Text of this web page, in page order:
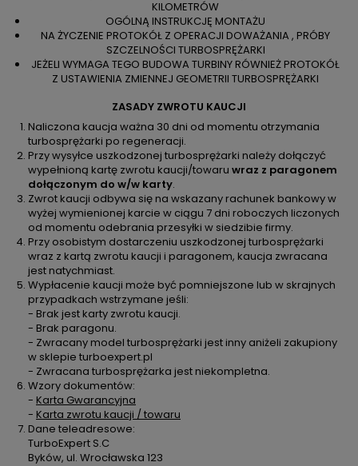
KILOMETRÓW
OGÓLNĄ INSTRUKCJĘ MONTAŻU
NA ŻYCZENIE PROTOKÓŁ Z OPERACJI DOWAŻANIA , PRÓBY
SZCZELNOŚCI TURBOSPRĘŻARKI
JEŻELI WYMAGA TEGO BUDOWA TURBINY RÓWNIEŻ PROTOKÓŁ
Z USTAWIENIA ZMIENNEJ GEOMETRII TURBOSPRĘŻARKI
ZASADY ZWROTU KAUCJI
Naliczona kaucja ważna 30 dni od momentu otrzymania
turbosprężarki po regeneracji.
Przy wysyłce uszkodzonej turbosprężarki należy dołączyć
wypełnioną kartę zwrotu kaucji/towaru wraz z paragonem
dołączonym do w/w karty.
Zwrot kaucji odbywa się na wskazany rachunek bankowy w
wyżej wymienionej karcie w ciągu 7 dni roboczych liczonych
od momentu odebrania przesyłki w siedzibie firmy.
Przy osobistym dostarczeniu uszkodzonej turbosprężarki
wraz z kartą zwrotu kaucji i paragonem, kaucja zwracana
jest natychmiast.
Wypłacenie kaucji może być pomniejszone lub w skrajnych
przypadkach wstrzymane jeśli:
- Brak jest karty zwrotu kaucji.
- Brak paragonu.
- Zwracany model turbosprężarki jest inny aniżeli zakupiony
w sklepie turboexpert.pl
- Zwracana turbosprężarka jest niekompletna.
Wzory dokumentów:
- Karta Gwarancyjna
- Karta zwrotu kaucji / towaru
Dane teleadresowe:
TurboExpert S.C
Byków, ul. Wrocławska 123